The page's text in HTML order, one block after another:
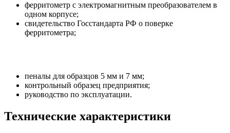
ферритометр с электромагнитным преобразователем в
одном корпусе;
свидетельство Госстандарта РФ о поверке
ферритометра;
пеналы для образцов 5 мм и 7 мм;
контрольный образец предприятия;
руководство по эксплуатации.
Технические характеристики